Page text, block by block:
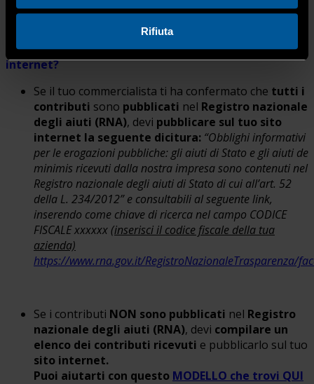
Rifiuta
caso B) Non depositi un bilancio ordinario e quindi ne
redigi uno in forma abbreviata ai sensi dell’art. 2435
bis del Codice Civile,ma la tua azienda ha un sito
internet?
Se il tuo commercialista ti ha confermato che tutti i
contributi sono pubblicati nel Registro nazionale
degli aiuti (RNA), devi pubblicare sul tuo sito
internet la seguente dicitura: “Obblighi informativi
per le erogazioni pubbliche: gli aiuti di Stato e gli aiuti de
minimis ricevuti dalla nostra impresa sono contenuti nel
Registro nazionale degli aiuti di Stato di cui all’art. 52
della L. 234/2012” e consultabili al seguente link,
inserendo come chiave di ricerca nel campo CODICE
FISCALE xxxxxx (inserisci il codice fiscale della tua
azienda)
https://www.rna.gov.it/RegistroNazionaleTrasparenza/
Se i contributi NON sono pubblicati nel Registro
nazionale degli aiuti (RNA), devi compilare un
elenco dei contributi ricevuti e pubblicarlo sul tuo
sito internet.
Puoi aiutarti con questo MODELLO che trovi QUI